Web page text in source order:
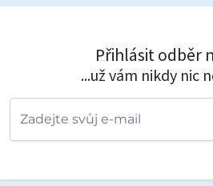
Přihlásit odběr
...už vám nikdy nic